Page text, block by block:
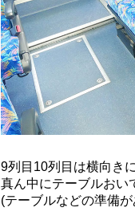
9列目10列目は横向き
真ん中にテーブルおい
(テーブルなどの準備